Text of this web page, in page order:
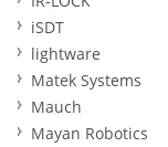
iSDT
lightware
Matek Systems
Mauch
Mayan Robotics